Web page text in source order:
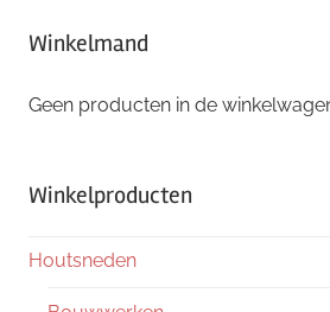
Winkelmand
Geen producten in de
Winkelproducten
Houtsneden